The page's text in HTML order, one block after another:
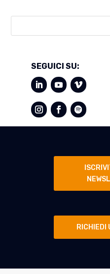
SEGUICI SU:
RICHIEDI